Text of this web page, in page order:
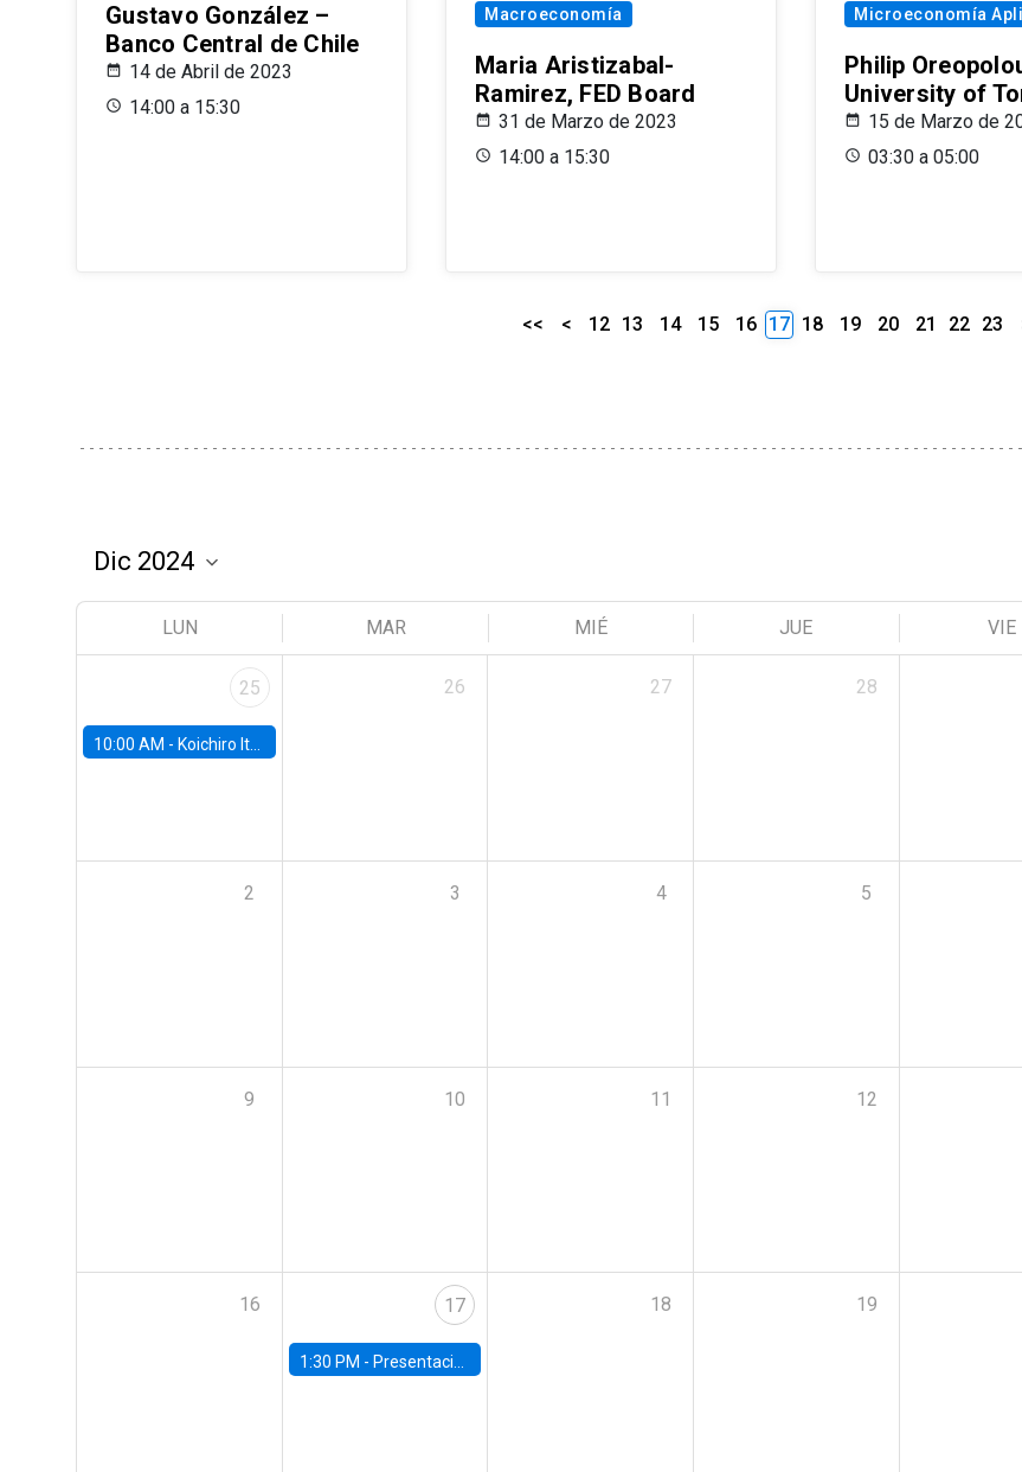
Gustavo González –
Banco Central de Chile
14 de Abril de 2023
14:00 a 15:30
Macroeconomía
Maria Aristizabal-
Ramirez, FED Board
31 de Marzo de 2023
14:00 a 15:30
Microeconomía
Philip
University of
15 de Marzo de
03:30 a 05:00
<< < 12 13 14 15 16 17 18 19 20 21 22 23
LUN MAR MIÉ JUE VIE
25
10:00 AM - Koichiro Ito, University of Chicago
26 27 28
2 3 4 5
9 10 11 12
16 17
1:30 PM - Presentación del libro “The Pinochet Shock: Radical Change and Life under Dictatorship
18 19